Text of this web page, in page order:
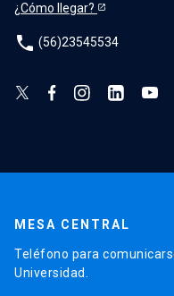
¿Cómo llegar?
phone (56)23545534
MESA CENTRAL
Teléfono para
Universidad.